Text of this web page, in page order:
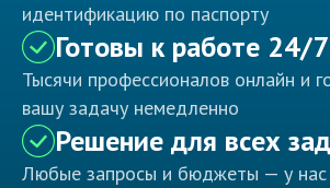
идентификацию по паспорту
Готовы к работе 24/7
Тысячи профессионалов онлайн и
вашу задачу немедленно
Решение для всех
Любые запросы и бюджеты — у нас